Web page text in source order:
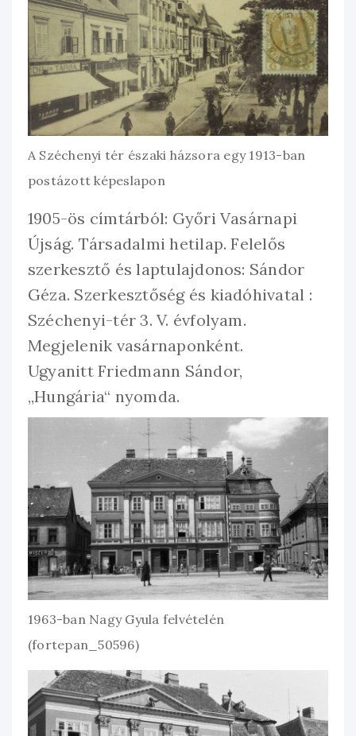
A Széchenyi tér északi házsora egy 1913-ban
postázott képeslapon
1905-ös címtárból: Győri Vasárnapi
Újság. Társadalmi hetilap. Felelős
szerkesztő és laptulajdonos: Sándor
Géza. Szerkesztőség és kiadóhivatal :
Széchenyi-tér 3. V. évfolyam.
Megjelenik vasárnaponként.
Ugyanitt Friedmann Sándor,
„Hungária“ nyomda.
1963-ban Nagy Gyula felvételén
(fortepan_50596)